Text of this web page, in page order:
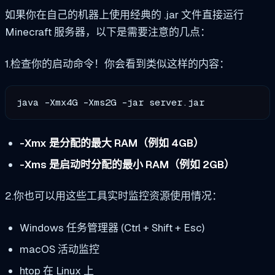
如果你在自己的机器上使用经典的 .jar 文件直接运行
Minecraft 服务器，以下是需要注意的几点：
1.检查你的启动命令！你会看到类似这样的内容：
java -Xmx4G -Xms2G -jar server.jar
-Xmx 是分配的最大 RAM（例如 4GB）
-Xms 是启动时分配的最小 RAM（例如 2GB）
2.你也可以用这些工具实时监控资源使用情况：
Windows 任务管理器 (Ctrl + Shift + Esc)
macOS 活动监控
htop 在 Linux 上